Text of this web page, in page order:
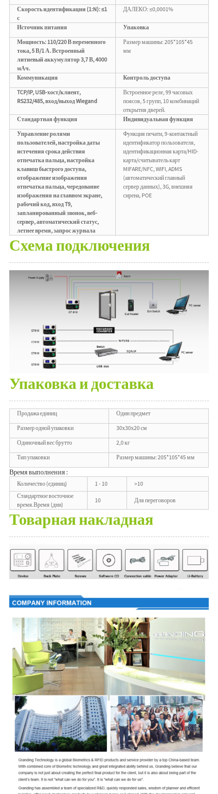
Скорость идентификации (1:N): ≤1
с
ДАЛЕКО: ≤0,0001%
Источник питания
Упаковка
Мощность: 110/220 В переменного
тока, 5 В/1 А. Встроенный
литиевый аккумулятор 3,7 В, 4000
мАч.
Размер машины: 205*105*45
мм
Коммуникация
Контроль доступа
TCP/IP, USB-хост/клиент,
RS232/485, вход/выход Wiegand
Встроенное реле, 99 часовых
поясов, 5 групп, 10 комбинаций
открытия дверей.
Стандартная функция
Индивидуальная функция
Управление ролями
пользователей, настройка даты
истечения срока действия
отпечатка пальца, настройка
клавиш быстрого доступа,
отображение изображения
отпечатка пальца, чередование
изображения на главном экране,
рабочий код, вход T9,
запланированный звонок, веб-
сервер, автоматический статус,
летнее время, запрос журнала
Функция печати, 9-контактный
идентификатор пользователя,
идентификационная карта/HID-
карта/считыватель карт
MIFARE/NFC, WIFI, ADMS
(автоматический главный
сервер данных), 3G, внешняя
сирена, POE
Схема подключения
Упаковка и доставка
Продажа единиц
Один предмет
Размер одной упаковки
30х30х20 см
Одиночный вес брутто
2,0 кг
Тип упаковки
Размер машины: 205*105*45 мм
Время выполнения :
Количество (единиц) 1 - 10
>10
Стандартное восточное
время.Время (дни)
10 Для переговоров
Товарная накладная